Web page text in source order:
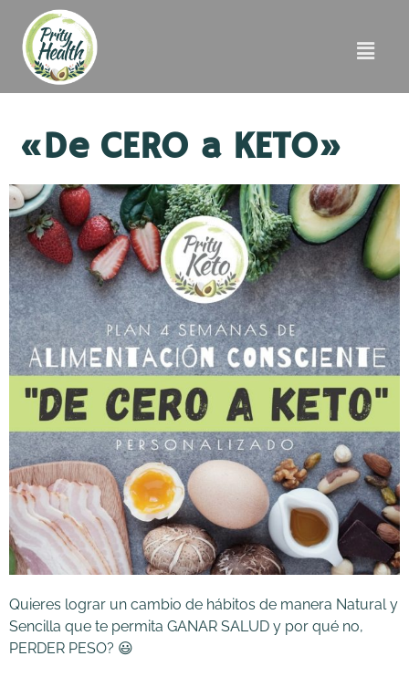
«De CERO a KETO»
Quieres lograr un cambio de hábitos de manera Natural y
Sencilla que te permita GANAR SALUD y por qué no,
PERDER PESO? 😃